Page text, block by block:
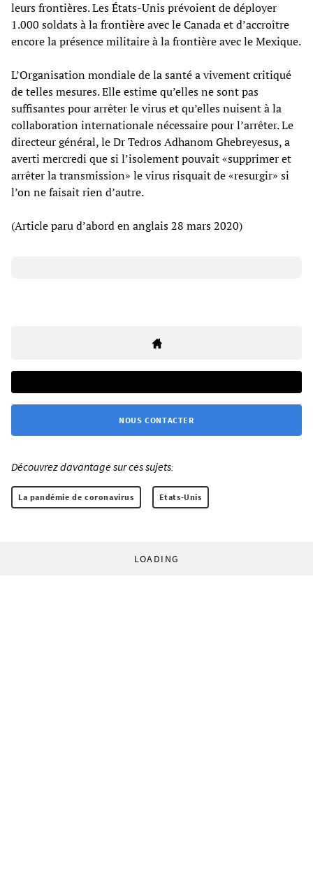
leurs frontières. Les États-Unis prévoient de déployer
1.000 soldats à la frontière avec le Canada et d’accroître
encore la présence militaire à la frontière avec le Mexique.
L’Organisation mondiale de la santé a vivement critiqué
de telles mesures. Elle estime qu’elles ne sont pas
suffisantes pour arrêter le virus et qu’elles nuisent à la
collaboration internationale nécessaire pour l’arrêter. Le
directeur général, le Dr Tedros Adhanom Ghebreyesus, a
averti mercredi que si l’isolement pouvait «supprimer et
arrêter la transmission» le virus risquait de «resurgir» si
l’on ne faisait rien d’autre.
(Article paru d’abord en anglais 28 mars 2020)
NOUS CONTACTER
Découvrez davantage sur ces sujets:
La pandémie de coronavirus Etats-Unis
LOADING